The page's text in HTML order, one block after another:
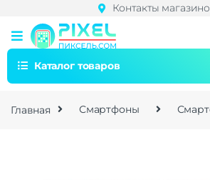
Контакты
Каталог товаров
Главная Смартфоны